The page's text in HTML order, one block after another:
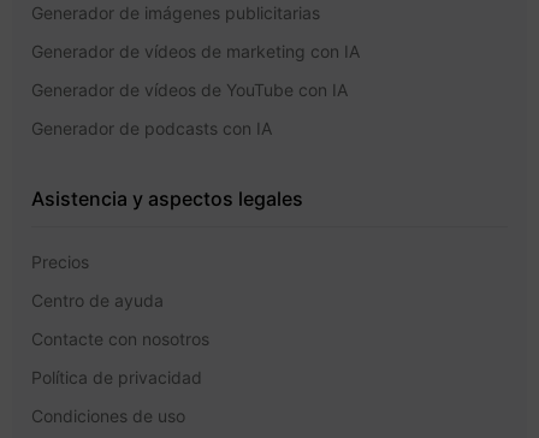
Generador de imágenes publicitarias
Generador de vídeos de marketing con IA
Generador de vídeos de YouTube con IA
Generador de podcasts con IA
Asistencia y aspectos legales
Precios
Centro de ayuda
Contacte con nosotros
Política de privacidad
Condiciones de uso